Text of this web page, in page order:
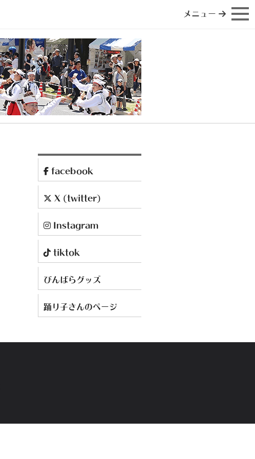
メニュー
facebook
X (twitter)
Instagram
tiktok
びんばらグッズ
踊り子さんのページ